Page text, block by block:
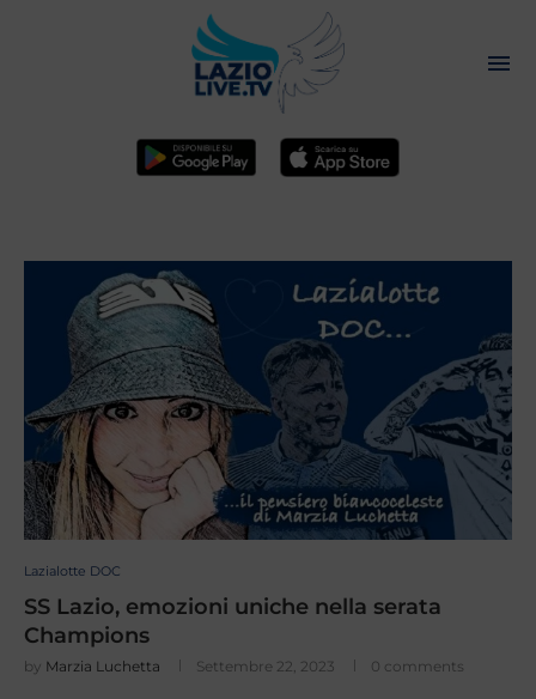
Lazialotte DOC
SS Lazio, emozioni uniche nella serata
Champions
by Marzia Luchetta Settembre 22, 2023 0 comments